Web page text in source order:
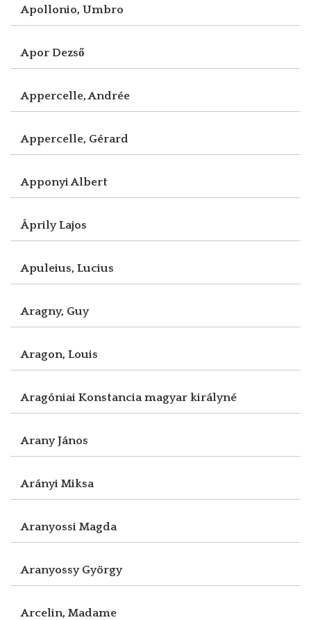
Apollonio, Umbro
Apor Dezső
Appercelle, Andrée
Appercelle, Gérard
Apponyi Albert
Áprily Lajos
Apuleius, Lucius
Aragny, Guy
Aragon, Louis
Aragóniai Konstancia magyar királyné
Arany János
Arányi Miksa
Aranyossi Magda
Aranyossy György
Arcelin, Madame